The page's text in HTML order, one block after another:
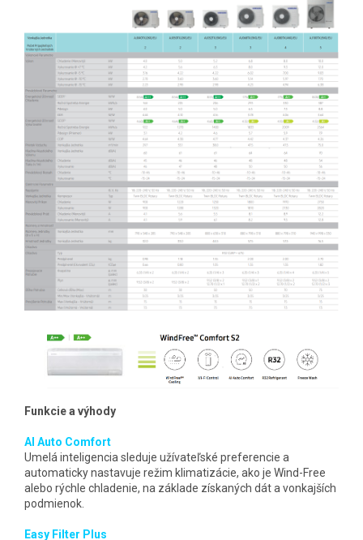
Funkcie a výhody
AI Auto Comfort
Umelá inteligencia sleduje užívateľské preferencie a
automaticky nastavuje režim klimatizácie, ako je Wind-Free
alebo rýchle chladenie, na základe získaných dát a vonkajších
podmienok.
Easy Filter Plus